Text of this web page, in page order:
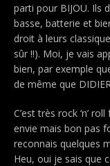
parti pour BIJOU. Ils
basse, batterie et
droit à leurs
sûr !!). Moi, je vais
bien, par exemple
de même que
C’est très rock ‘n’
envie mais bon pas
reconnais quelques
Heu, oui je sais que